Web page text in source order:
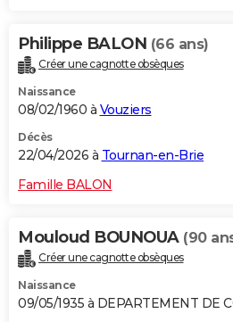
Philippe BALON (66 ans)
Créer une cagnotte obsèques
Naissance
08/02/1960 à Vouziers
Décès
22/04/2026 à Tournan-en-Brie
Famille BALON
Mouloud BOUNOUA (90
Créer une cagnotte obsèques
Naissance
09/05/1935 à DEPARTEMENT DE